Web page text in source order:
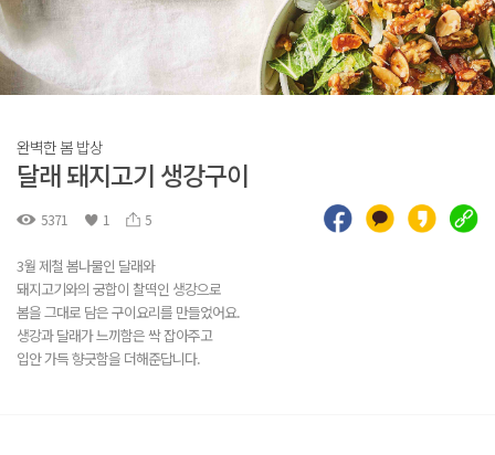
완벽한 봄 밥상
달래 돼지고기 생강구이
5371 1 5
3월 제철 봄나물인 달래와
돼지고기와의 궁합이 찰떡인 생강으로
봄을 그대로 담은 구이요리를 만들었어요.
생강과 달래가 느끼함은 싹 잡아주고
입안 가득 향긋함을 더해준답니다.